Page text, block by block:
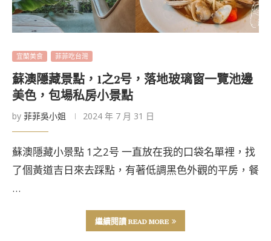
宜蘭美食 菲菲吃台灣
蘇澳隱藏景點，1之2号，落地玻璃窗一覽池邊
美色，包場私房小景點
by 菲菲吳小姐 2024 年 7 月 31 日
蘇澳隱藏小景點 1之2号 一直放在我的口袋名單裡，找
了個黃道吉日來去踩點，有著低調黑色外觀的平房，餐
…
繼續閱讀 READ MORE